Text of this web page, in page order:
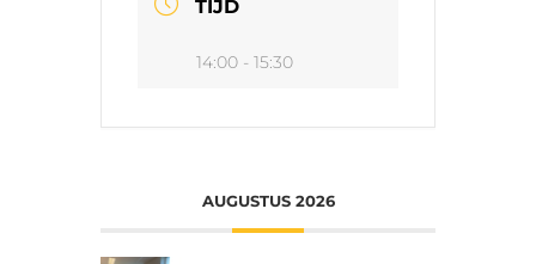
TIJD
14:00 - 15:30
AUGUSTUS 2026